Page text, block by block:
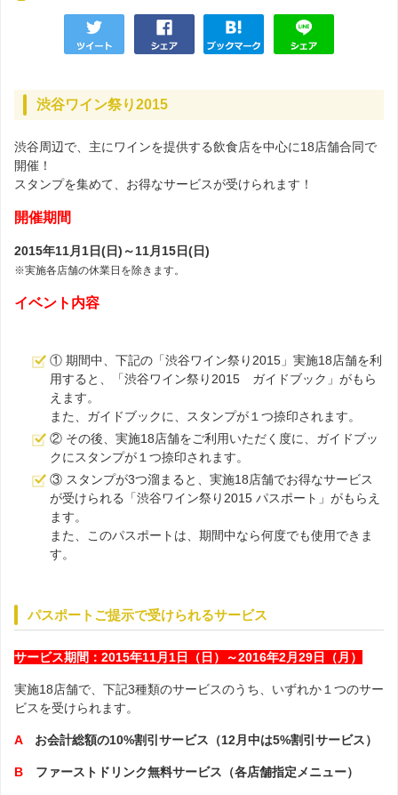
渋谷ワイン祭り2015
渋谷周辺で、主にワインを提供する飲食店を中心に18店舗合同で
開催！
スタンプを集めて、お得なサービスが受けられます！
開催期間
2015年11月1日(日)～11月15日(日)
※実施各店舗の休業日を除きます。
イベント内容
① 期間中、下記の「渋谷ワイン祭り2015」実施18店舗を利
用すると、「渋谷ワイン祭り2015 ガイドブック」がもら
えます。
また、ガイドブックに、スタンプが１つ捺印されます。
② その後、実施18店舗をご利用いただく度に、ガイドブッ
クにスタンプが１つ捺印されます。
③ スタンプが3つ溜まると、実施18店舗でお得なサービス
が受けられる「渋谷ワイン祭り2015 パスポート」がもらえ
ます。
また、このパスポートは、期間中なら何度でも使用できま
す。
パスポートご提示で受けられるサービス
サービス期間：2015年11月1日（日）～2016年2月29日（月）
実施18店舗で、下記3種類のサービスのうち、いずれか１つのサー
ビスを受けられます。
A お会計総額の10%割引サービス（12月中は5%割引サービス）
B ファーストドリンク無料サービス（各店舗指定メニュー）